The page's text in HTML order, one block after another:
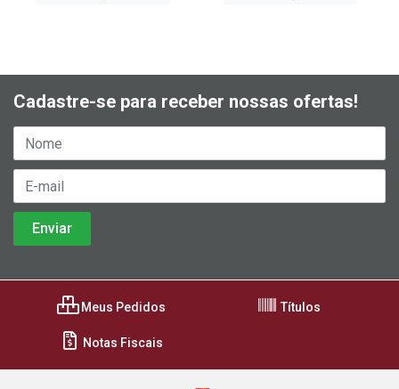
Cadastre-se para receber nossas ofertas!
Meus Pedidos Títulos
Notas Fiscais